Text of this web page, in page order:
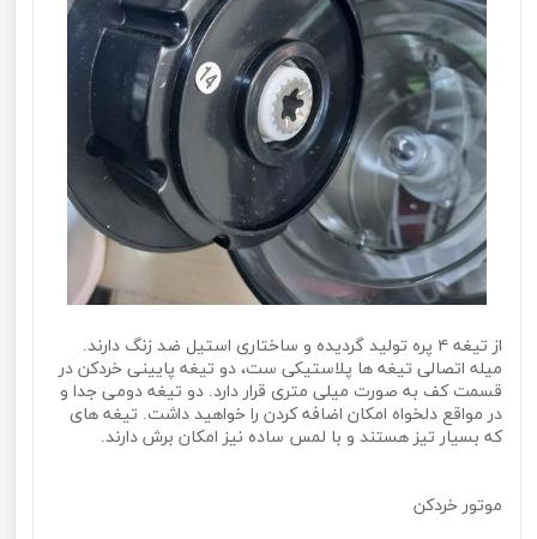
از تیغه ۴ پره تولید گردیده و ساختاری استیل ضد زنگ دارند.
میله اتصالی تیغه ها پلاستیکی ست، دو تیغه پایینی خردکن در
قسمت کف به صورت میلی متری قرار دارد. دو تیغه دومی جدا و
در مواقع دلخواه امکان اضافه کردن را خواهید داشت. تیغه های
که بسیار تیز هستند و با لمس ساده نیز امکان برش دارند.
موتور خردکن